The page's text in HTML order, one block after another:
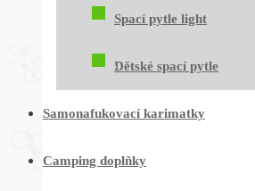
Spací pytle light
Dětské spací pytle
Samonafukovací karimatky
Camping doplňky